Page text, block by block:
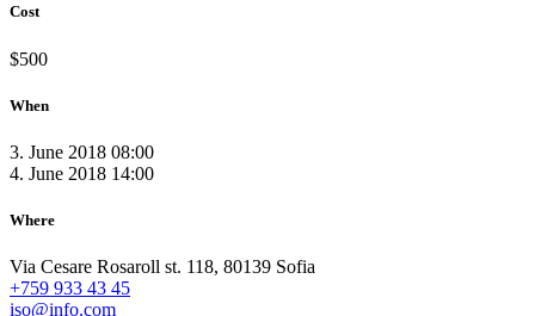
Cost
$500
When
3. June 2018 08:00
4. June 2018 14:00
Where
Via Cesare Rosaroll st. 118, 80139 Sofia
+759 933 43 45
iso@info.com